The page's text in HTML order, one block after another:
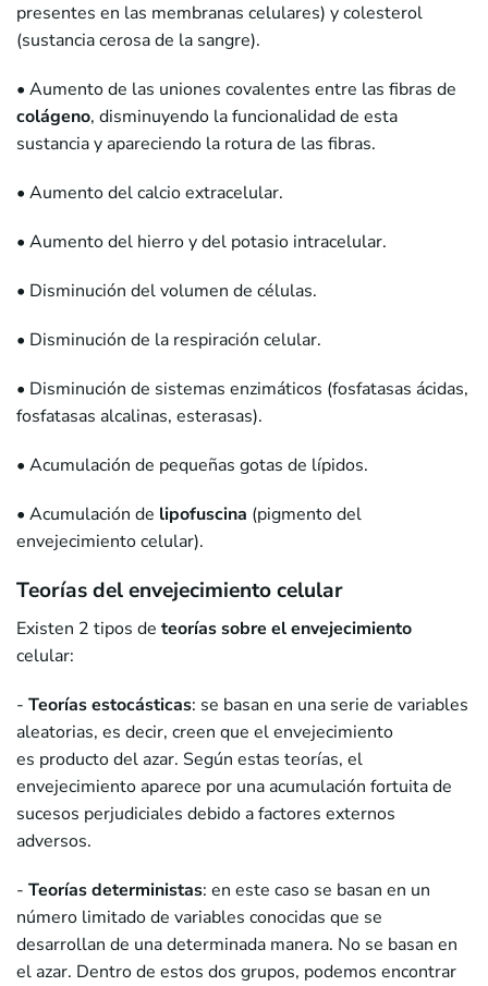
presentes en las membranas celulares) y colesterol
(sustancia cerosa de la sangre).
• Aumento de las uniones covalentes entre las fibras de
colágeno, disminuyendo la funcionalidad de esta
sustancia y apareciendo la rotura de las fibras.
• Aumento del calcio extracelular.
• Aumento del hierro y del potasio intracelular.
• Disminución del volumen de células.
• Disminución de la respiración celular.
• Disminución de sistemas enzimáticos (fosfatasas ácidas,
fosfatasas alcalinas, esterasas).
• Acumulación de pequeñas gotas de lípidos.
• Acumulación de lipofuscina (pigmento del
envejecimiento celular).
Teorías del envejecimiento celular
Existen 2 tipos de teorías sobre el envejecimiento
celular:
- Teorías estocásticas: se basan en una serie de variables
aleatorias, es decir, creen que el envejecimiento
es producto del azar. Según estas teorías, el
envejecimiento aparece por una acumulación fortuita de
sucesos perjudiciales debido a factores externos
adversos.
- Teorías deterministas: en este caso se basan en un
número limitado de variables conocidas que se
desarrollan de una determinada manera. No se basan en
el azar. Dentro de estos dos grupos, podemos encontrar